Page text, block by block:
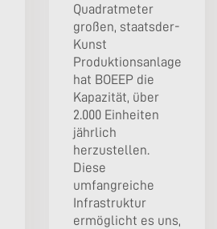
Quadratmeter
großen, staatsder-
Kunst
Produktionsanlage
hat BOEEP die
Kapazität, über
2.000 Einheiten
jährlich
herzustellen.
Diese
umfangreiche
Infrastruktur
ermöglicht es uns,